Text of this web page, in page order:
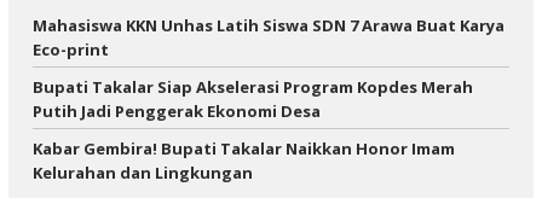
Mahasiswa KKN Unhas Latih Siswa SDN 7 Arawa Buat Karya
Eco-print
Bupati Takalar Siap Akselerasi Program Kopdes Merah
Putih Jadi Penggerak Ekonomi Desa
Kabar Gembira! Bupati Takalar Naikkan Honor Imam
Kelurahan dan Lingkungan